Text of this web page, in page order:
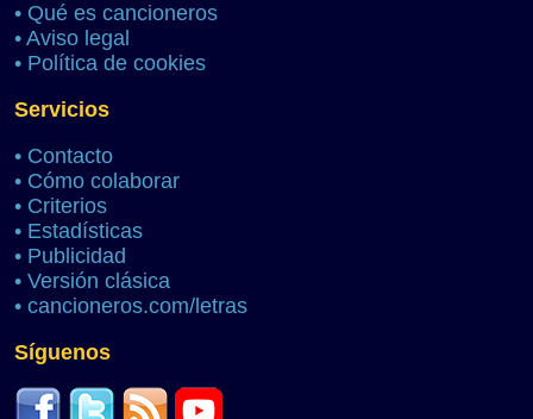
• Qué es cancioneros
• Aviso legal
• Política de cookies
Servicios
• Contacto
• Cómo colaborar
• Criterios
• Estadísticas
• Publicidad
• Versión clásica
• cancioneros.com/letras
Síguenos